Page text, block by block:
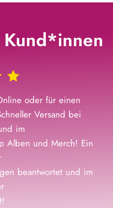
Kund*innen
oder für einen
Versand bei
im
Alben und Merch! Ein
beantwortet und im